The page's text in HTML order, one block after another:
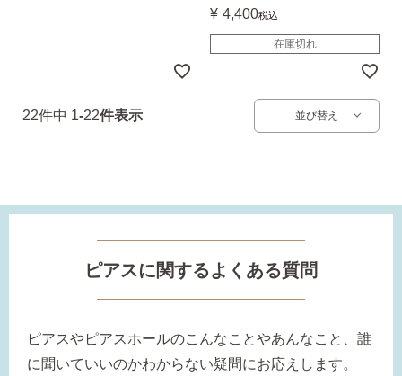
¥ 4,400税込
在庫切れ
並び替え
22件中 1-22件表示
ピアスに関するよくある質問
ピアスやピアスホールのこんなことやあんなこと、誰
に聞いていいのかわからない疑問にお応えします。